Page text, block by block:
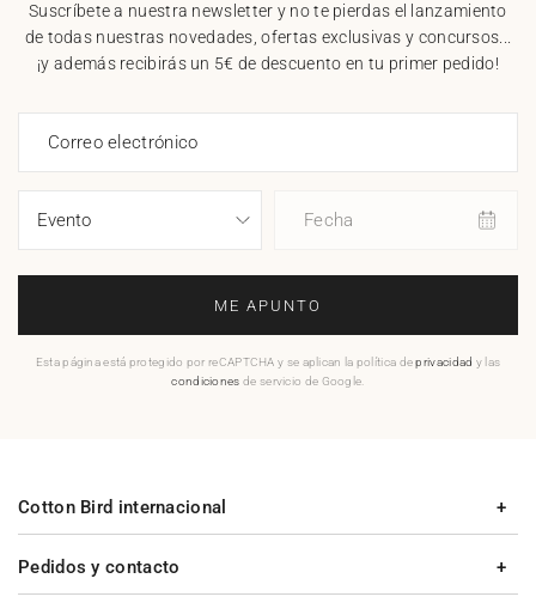
Suscríbete a nuestra newsletter y no te pierdas el lanzamiento
de todas nuestras novedades, ofertas exclusivas y concursos...
¡y además recibirás un 5€ de descuento en tu primer pedido!
Correo electrónico
Fecha
ME APUNTO
Esta página está protegido por reCAPTCHA y se aplican la política deprivacidad y las
condiciones de servicio de Google.
Pedidos y contacto
Cotton Bird internacional